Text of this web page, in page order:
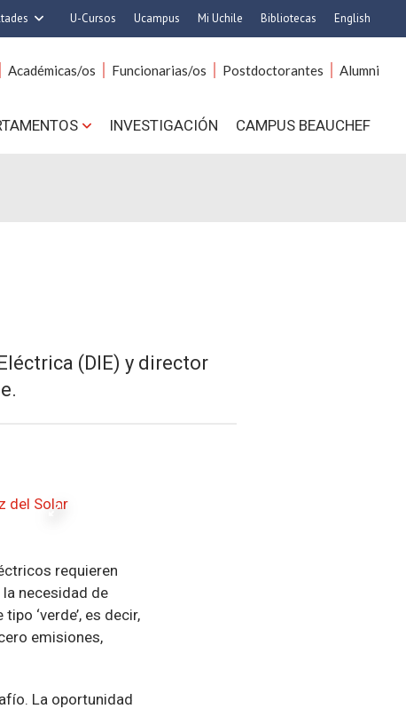
Ciencias
Cs. Agronómicas
U-Cursos Ucampus Mi Uchile Bibliotecas English
Académicas/os Funcionarias/os Postdoctorantes Alumni
INVESTIGACIÓN CAMPUS BEAUCHEF
(DIE) y director
requieren
la necesidad de
‘verde’, es decir,
emisiones,
La oportunidad